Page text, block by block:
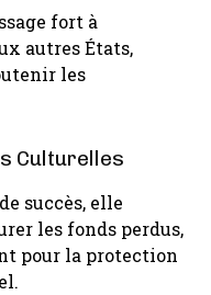
fort à
autres États,
les
Culturelles
succès, elle
les fonds perdus,
pour la protection